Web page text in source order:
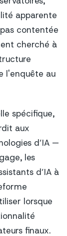
apparente
contentée
cherché à
l'enquête au
spécifique,
aux
d’IA —
les
d’IA à
lorsque
finaux.